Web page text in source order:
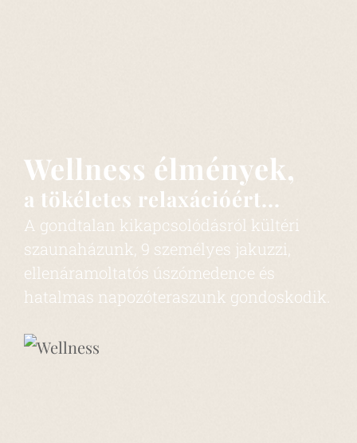
Wellness élmények,
a tökéletes relaxációért...
A gondtalan kikapcsolódásról kültéri
szaunaházunk, 9 személyes jakuzzi,
ellenáramoltatós úszómedence és
hatalmas napozóteraszunk gondoskodik.